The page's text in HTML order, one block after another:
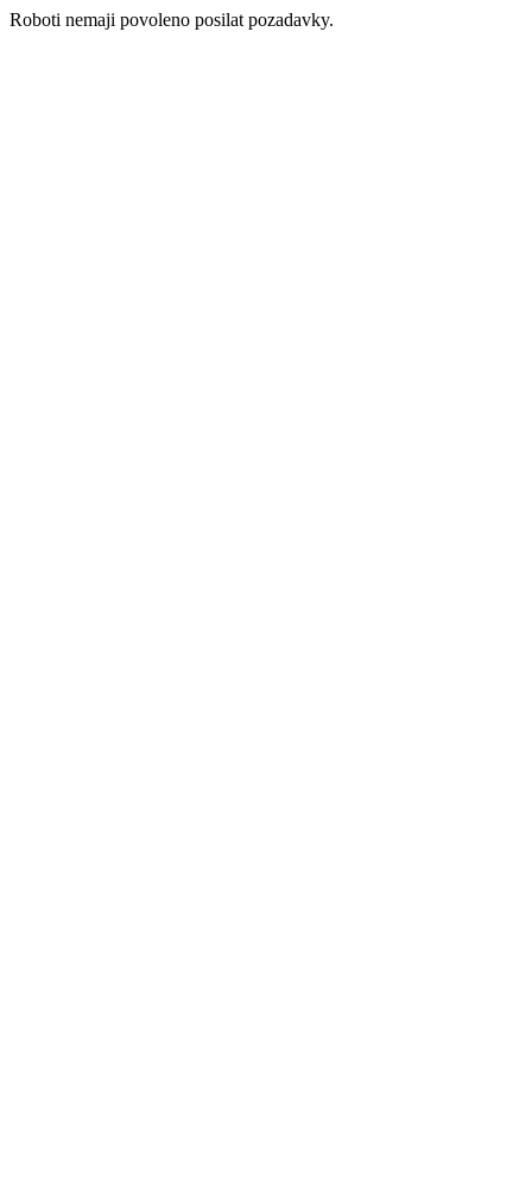
Roboti nemaji povoleno posilat pozadavky.